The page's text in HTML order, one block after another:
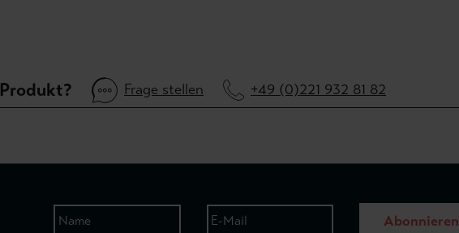
Frage stellen +49 (0)221 932 81 82
Abonnieren